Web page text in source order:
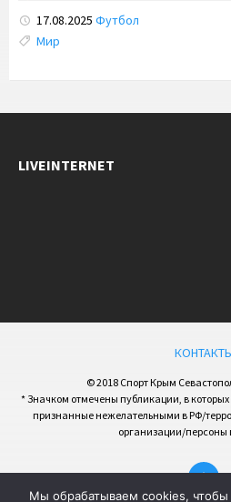
17.08.2025 Футбол
Tags:
Мир
LIVEINTERNET
© 2018 Спорт Крым
* Значком отмечены публикации, в
признанные нежелательными в РФ/
организации/персоны
Мы обрабатываем cookies, чтобы